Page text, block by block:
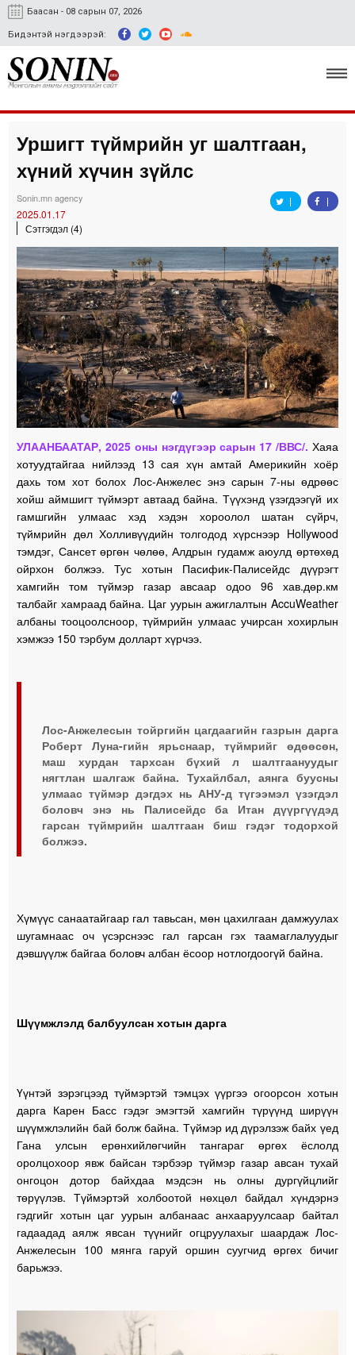
Баасан - 08 сарын 07, 2026
Бидэнтэй нэгдээрэй:
Улс төр, эдийн засаг
Гэмт хэрэг
Спорт
Easy news
Уршигт түймрийн уг шалтгаан,
хүний хүчин зүйлс
Sonin.mn agency
2025.01.17
Сэтгэгдэл (4)
УЛААНБААТАР, 2025 оны нэгдүгээр сарын 17 /ВВС/. Хаяа
хотуудтайгаа нийлээд 13 сая хүн амтай Америкийн хоёр
дахь том хот болох Лос-Анжелес энэ сарын 7-ны өдрөөс
хойш аймшигт түймэрт автаад байна. Түүхэнд үзэгдээгүй их
гамшгийн улмаас хэд хэдэн хороолол шатан сүйрч,
түймрийн дөл Холливүүдийн толгодод хүрснээр Hollywood
тэмдэг, Сансет өргөн чөлөө, Алдрын гудамж аюулд өртөхөд
ойрхон болжээ. Тус хотын Пасифик-Палисейдс дүүрэгт
хамгийн том түймэр газар авсаар одоо 96 хав.дөр.км
талбайг хамраад байна. Цаг уурын ажиглалтын AccuWeather
албаны тооцоолсноор, түймрийн улмаас учирсан хохирлын
хэмжээ 150 тэрбум долларт хүрчээ.
Лос-Анжелесын тойргийн цагдаагийн газрын дарга
Роберт Луна-гийн ярьснаар, түймрийг өдөөсөн,
маш хурдан тархсан бүхий л шалтгаануудыг
нягтлан шалгаж байна. Тухайлбал, аянга буусны
улмаас түймэр дэгдэх нь АНУ-д түгээмэл үзэгдэл
боловч энэ нь Палисейдс ба Итан дүүргүүдэд
гарсан түймрийн шалтгаан биш гэдэг тодорхой
болжээ.
Хүмүүс санаатайгаар гал тавьсан, мөн цахилгаан дамжуулах
шугамнаас оч үсэрснээс гал гарсан гэх таамаглалуудыг
дэвшүүлж байгаа боловч албан ёсоор нотлогдоогүй байна.
Шүүмжлэлд балбуулсан хотын дарга
Үүнтэй зэрэгцээд түймэртэй тэмцэх үүргээ огоорсон хотын
дарга Карен Басс гэдэг эмэгтэй хамгийн түрүүнд ширүүн
шүүмжлэлийн бай болж байна. Түймэр ид дүрэлзэж байх үед
Гана улсын ерөнхийлөгчийн тангараг өргөх ёслолд
оролцохоор явж байсан тэрбээр түймэр газар авсан тухай
онгоцон дотор байхдаа мэдсэн нь олны дургүйцлийг
төрүүлэв. Түймэртэй холбоотой нөхцөл байдал хүндэрнэ
гэдгийг хотын цаг уурын албанаас анхааруулсаар байтал
гадаадад аялж явсан түүнийг огцруулахыг шаардаж Лос-
Анжелесын 100 мянга гаруй оршин суугчид өргөх бичиг
барьжээ.